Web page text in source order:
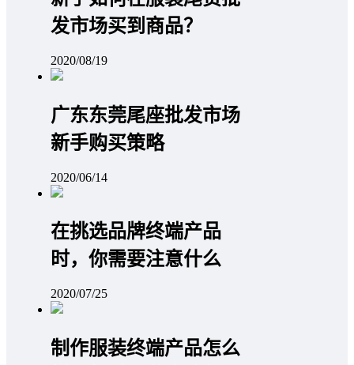
发市场买到商品？
2020/08/19
广东东莞尾座批发市场
新手购买策略
2020/06/14
在挑选品牌终端产品
时，你需要注意什么
2020/07/25
制作服装终端产品怎么